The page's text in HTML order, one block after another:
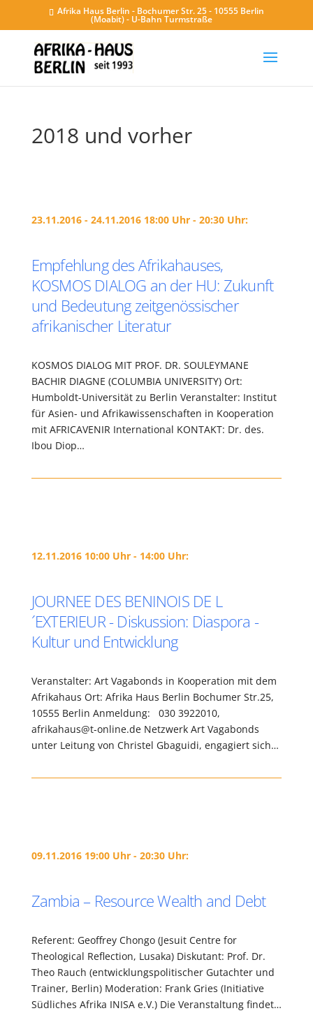
Afrika Haus Berlin - Bochumer Str. 25 - 10555 Berlin
(Moabit) - U-Bahn Turmstraße
2018 und vorher
23.11.2016 - 24.11.2016 18:00 Uhr - 20:30 Uhr:
Empfehlung des Afrikahauses,
KOSMOS DIALOG an der HU: Zukunft
und Bedeutung zeitgenössischer
afrikanischer Literatur
KOSMOS DIALOG MIT PROF. DR. SOULEYMANE
BACHIR DIAGNE (COLUMBIA UNIVERSITY) Ort:
Humboldt-Universität zu Berlin Veranstalter: Institut
für Asien- und Afrikawissenschaften in Kooperation
mit AFRICAVENIR International KONTAKT: Dr. des.
Ibou Diop…
12.11.2016 10:00 Uhr - 14:00 Uhr:
JOURNEE DES BENINOIS DE L
´EXTERIEUR - Diskussion: Diaspora -
Kultur und Entwicklung
Veranstalter: Art Vagabonds in Kooperation mit dem
Afrikahaus Ort: Afrika Haus Berlin Bochumer Str.25,
10555 Berlin Anmeldung: 030 3922010,
afrikahaus@t-online.de Netzwerk Art Vagabonds
unter Leitung von Christel Gbaguidi, engagiert sich…
09.11.2016 19:00 Uhr - 20:30 Uhr:
Zambia – Resource Wealth and Debt
Referent: Geoffrey Chongo (Jesuit Centre for
Theological Reflection, Lusaka) Diskutant: Prof. Dr.
Theo Rauch (entwicklungspolitischer Gutachter und
Trainer, Berlin) Moderation: Frank Gries (Initiative
Südliches Afrika INISA e.V.) Die Veranstaltung findet…